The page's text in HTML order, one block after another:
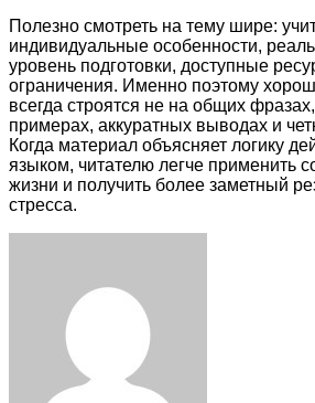
Полезно смотреть на тему шире:
индивидуальные особенности,
уровень подготовки, доступные
ограничения. Именно поэтому
всегда строятся не на общих
примерах, аккуратных выводах и
Когда материал объясняет логику
языком, читателю легче применить
жизни и получить более заметный
стресса.